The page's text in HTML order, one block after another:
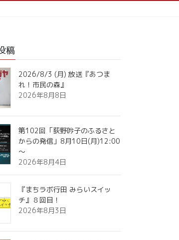
稿
2026/8/3 (月) 放送『あつま
れ！市民の森』
2026年8月8日
第102回「荻野吟子のふるさと
からの発信」8月10日(月)12:00
～
2026年8月4日
『まちラボ行田 みらいスイッ
チ』８回目！
2026年8月3日